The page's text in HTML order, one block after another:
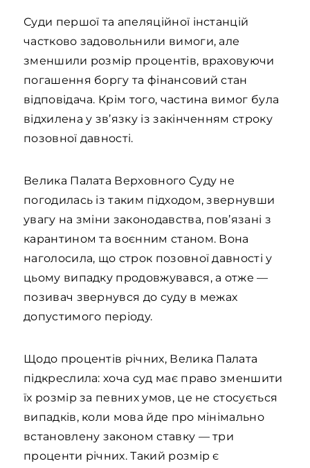
Суди першої та апеляційної інстанцій
частково задовольнили вимоги, але
зменшили розмір процентів, враховуючи
погашення боргу та фінансовий стан
відповідача. Крім того, частина вимог була
відхилена у зв’язку із закінченням строку
позовної давності.
Велика Палата Верховного Суду не
погодилась із таким підходом, звернувши
увагу на зміни законодавства, пов’язані з
карантином та воєнним станом. Вона
наголосила, що строк позовної давності у
цьому випадку продовжувався, а отже —
позивач звернувся до суду в межах
допустимого періоду.
Щодо процентів річних, Велика Палата
підкреслила: хоча суд має право зменшити
їх розмір за певних умов, це не стосується
випадків, коли мова йде про мінімально
встановлену законом ставку — три
проценти річних. Такий розмір є